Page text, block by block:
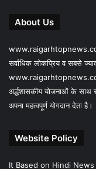
About Us
सर्वाधिक लोकप्रिय व सबसे
अर्द्धशासकीय योजनाओं के साथ
अपना महत्वपूर्ण योगदान देता है।
Website Policy
It Based on Hindi